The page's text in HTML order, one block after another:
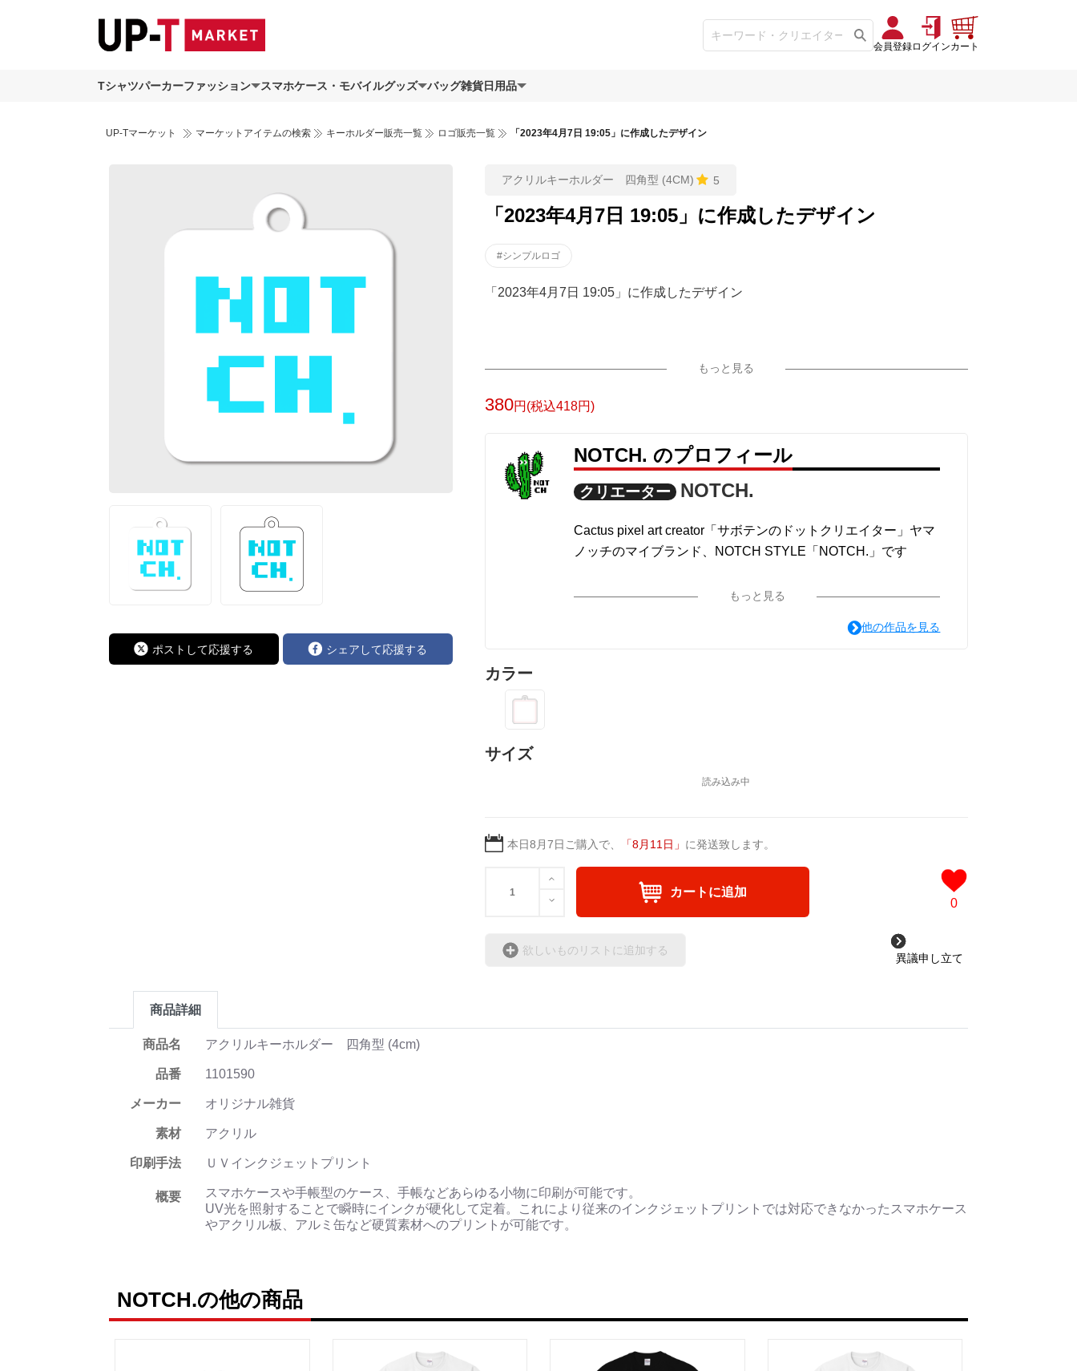
会員登録ログインカート
Tシャツパーカーファッション スマホケース・モバイルグッズ バッグ雑貨日用品
UP-Tマーケット マーケットアイテムの検索 キーホルダー販売一覧 ロゴ販売一覧 「2023年4月7日 19:05」に作成したデザイン
ポストして応援する シェアして応援する
アクリルキーホルダー 四角型 (4CM) 5
「2023年4月7日 19:05」に作成したデザイン
#シンプルロゴ
「2023年4月7日 19:05」に作成したデザイン
もっと見る
380円(税込418円)
NOTCH. のプロフィール
クリエーター NOTCH.
Cactus pixel art creator「サボテンのドットクリエイター」ヤマ
ノッチのマイブランド、NOTCH STYLE「NOTCH.」です
もっと見る
他の作品を見る
カラー
サイズ
本日8月7日 ご購入で、 「8月11日 」 に発送致します。
カートに追加
0
欲しいものリストに追加する
異議申し立て
商品詳細
商品名 アクリルキーホルダー 四角型 (4cm)
品番 1101590
メーカー オリジナル雑貨
素材 アクリル
印刷手法 ＵＶインクジェットプリント
概要
スマホケースや手帳型のケース、手帳などあらゆる小物に印刷が可能です。
UV光を照射することで瞬時にインクが硬化して定着。これにより従来のインクジェットプリントでは対応できなかったスマホケース
やアクリル板、アルミ缶など硬質素材へのプリントが可能です。
NOTCH.の他の商品